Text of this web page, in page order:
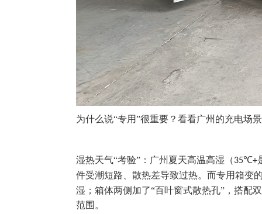
为什么说“专用”很重要？看看广州的充电场
湿热天气“考验”：广州夏天高温高湿（35℃+
件受潮短路、散热差导致过热。而专用箱变
湿；箱体两侧加了“百叶窗式散热孔”，搭配
范围。